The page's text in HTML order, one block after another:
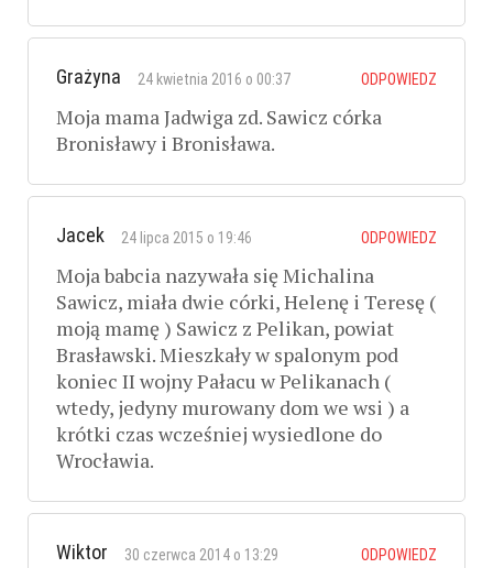
Grażyna 24 kwietnia 2016 o 00:37 ODPOWIEDZ
Moja mama Jadwiga zd. Sawicz córka
Bronisławy i Bronisława.
Jacek 24 lipca 2015 o 19:46 ODPOWIEDZ
Moja babcia nazywała się Michalina
Sawicz, miała dwie córki, Helenę i Teresę (
moją mamę ) Sawicz z Pelikan, powiat
Brasławski. Mieszkały w spalonym pod
koniec II wojny Pałacu w Pelikanach (
wtedy, jedyny murowany dom we wsi ) a
krótki czas wcześniej wysiedlone do
Wrocławia.
Wiktor 30 czerwca 2014 o 13:29 ODPOWIEDZ